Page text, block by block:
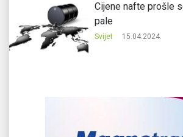
Cijene nafte prošle
pale
Svijet 15.04.2024.